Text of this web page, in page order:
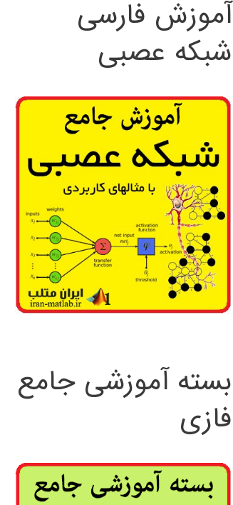
آموزش فارسی
شبکه عصبی
بسته آموزشی جامع
فازی